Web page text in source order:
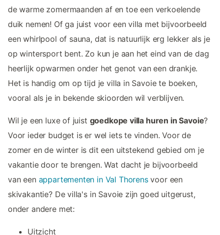
de warme zomermaanden af en toe een verkoelende
duik nemen! Of ga juist voor een villa met bijvoorbeeld
een whirlpool of sauna, dat is natuurlijk erg lekker als je
op wintersport bent. Zo kun je aan het eind van de dag
heerlijk opwarmen onder het genot van een drankje.
Het is handig om op tijd je villa in Savoie te boeken,
vooral als je in bekende skioorden wil verblijven.
Wil je een luxe of juist goedkope villa huren in Savoie?
Voor ieder budget is er wel iets te vinden. Voor de
zomer en de winter is dit een uitstekend gebied om je
vakantie door te brengen. Wat dacht je bijvoorbeeld
van een appartementen in Val Thorensvoor een
skivakantie? De villa's in Savoie zijn goed uitgerust,
onder andere met:
Uitzicht